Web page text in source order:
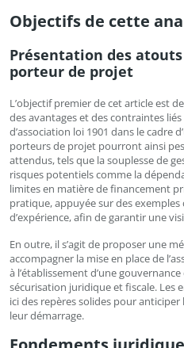
Objectifs de cette
Présentation des
porteur de projet
L’objectif premier de cet article est
des avantages et des contraintes
d’association loi 1901 dans le cadre
porteurs de projet pourront ainsi
attendus, tels que la souplesse de
risques potentiels comme la
limites en matière de financement
pratique, appuyée sur des
d’expérience, afin de garantir une
En outre, il s’agit de proposer une
accompagner la mise en place de
à l’établissement d’une
sécurisation juridique et fiscale.
ici des repères solides pour
leur démarrage.